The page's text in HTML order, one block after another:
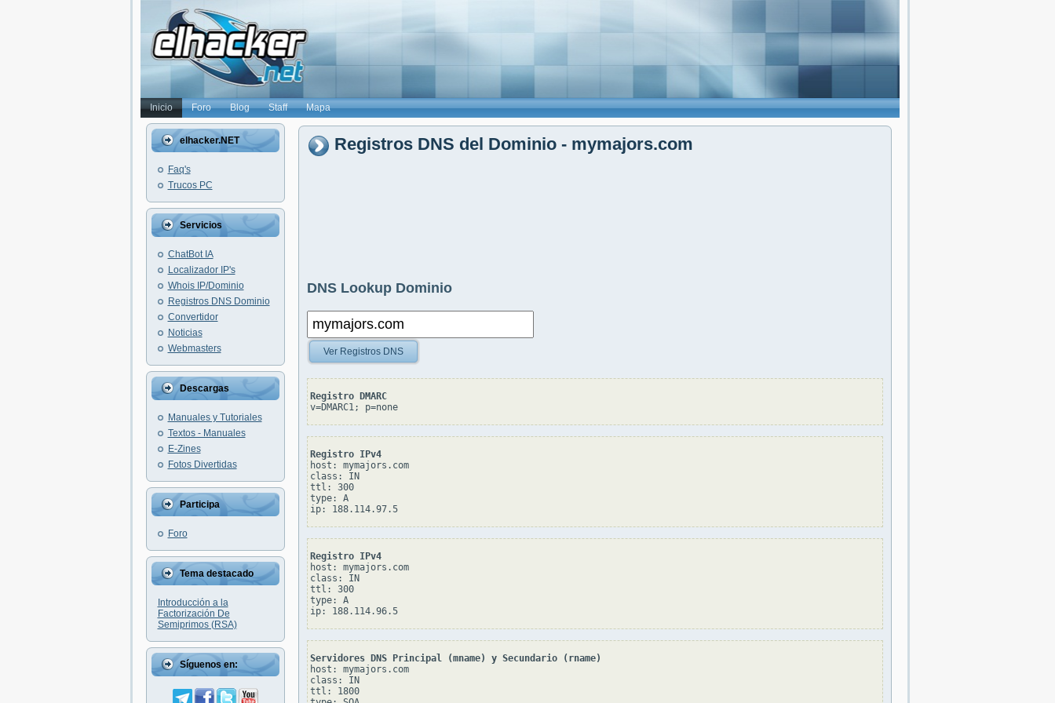
Inicio Foro Blog Staff Mapa
elhacker.NET
Faq's
Trucos PC
Servicios
ChatBot IA
Localizador IP's
Whois IP/Dominio
Registros DNS Dominio
Convertidor
Noticias
Webmasters
Descargas
Manuales y Tutoriales
Textos - Manuales
E-Zines
Fotos Divertidas
Participa
Foro
Tema destacado
Introducción a la
Factorización De
Semiprimos (RSA)
Síguenos en:
Registros DNS del Dominio - mymajors.com
DNS Lookup Dominio
Ver Registros DNS
Registro DMARC
v=DMARC1; p=none
Registro IPv4
host: mymajors.com
class: IN
ttl: 300
type: A
ip: 188.114.97.5
Registro IPv4
host: mymajors.com
class: IN
ttl: 300
type: A
ip: 188.114.96.5
Servidores DNS Principal (mname) y Secundario (rname)
host: mymajors.com
class: IN
ttl: 1800